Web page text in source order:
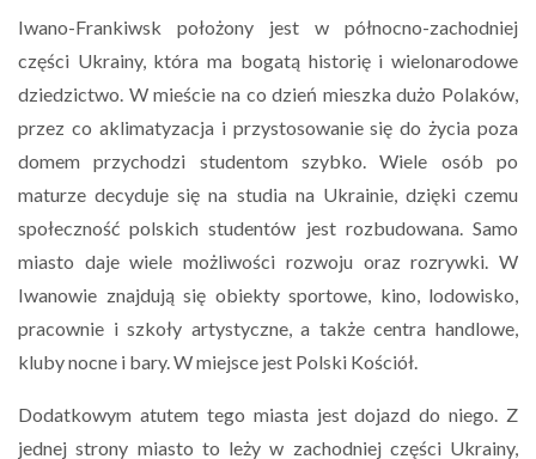
Iwano-Frankiwsk położony jest w północno-zachodniej
części Ukrainy, która ma bogatą historię i wielonarodowe
dziedzictwo. W mieście na co dzień mieszka dużo Polaków,
przez co aklimatyzacja i przystosowanie się do życia poza
domem przychodzi studentom szybko. Wiele osób po
maturze decyduje się na studia na Ukrainie, dzięki czemu
społeczność polskich studentów jest rozbudowana. Samo
miasto daje wiele możliwości rozwoju oraz rozrywki. W
Iwanowie znajdują się obiekty sportowe, kino, lodowisko,
pracownie i szkoły artystyczne, a także centra handlowe,
kluby nocne i bary. W miejsce jest Polski Kościół.
Dodatkowym atutem tego miasta jest dojazd do niego. Z
jednej strony miasto to leży w zachodniej części Ukrainy,